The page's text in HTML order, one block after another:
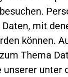
mit
können.
Thema
unserer unter